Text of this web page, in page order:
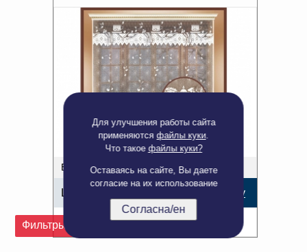
Для улучшения работы сайта
применяютсяфайлы куки.
Что такое файлы куки?
Оставаясь на сайте, Вы даете
согласие на их использование
Согласна/ен
Фильтры
В наличии: 1 шт.
Цена: В корзину
Подробнее